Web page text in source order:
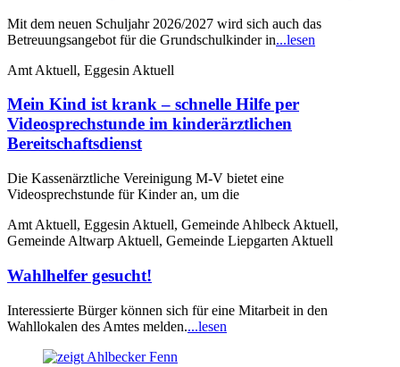
Mit dem neuen Schuljahr 2026/2027 wird sich auch das
Betreuungsangebot für die Grundschulkinder in...lesen
Amt Aktuell, Eggesin Aktuell
Mein Kind ist krank – schnelle Hilfe per
Videosprechstunde im kinderärztlichen
Bereitschaftsdienst
Die Kassenärztliche Vereinigung M-V bietet eine
Videosprechstunde für Kinder an, um die
Amt Aktuell, Eggesin Aktuell, Gemeinde Ahlbeck Aktuell,
Gemeinde Altwarp Aktuell, Gemeinde Liepgarten Aktuell
Wahlhelfer gesucht!
Interessierte Bürger können sich für eine Mitarbeit in den
Wahllokalen des Amtes melden....lesen